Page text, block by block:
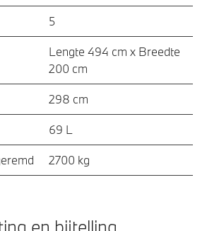
5
Lengte 494 cm x Breedte
200 cm
298 cm
69 L
2700 kg